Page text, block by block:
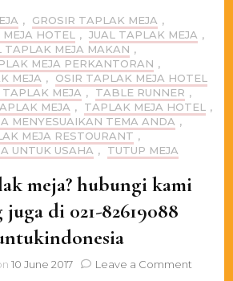
, GROSIR TAPLAK MEJA ,
HOTEL
, JUAL TAPLAK MEJA ,
TAPLAK MEJA MAKAN ,
MEJA PERKANTORAN ,
MEJA ,
OSIR TAPLAK MEJA HOTEL
MEJA , TABLE RUNNER ,
MEJA , TAPLAK MEJA HOTEL
,
MENYESUAIKAN TEMA ANDA ,
MEJA RESTOURANT ,
UNTUK USAHA , TUTUP MEJA
meja? hubungi kami
juga di 021-82619088
10 June 2017 Leave a Comment